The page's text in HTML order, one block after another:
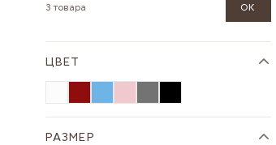
3 товара OK
ЦВЕТ
РАЗМЕР